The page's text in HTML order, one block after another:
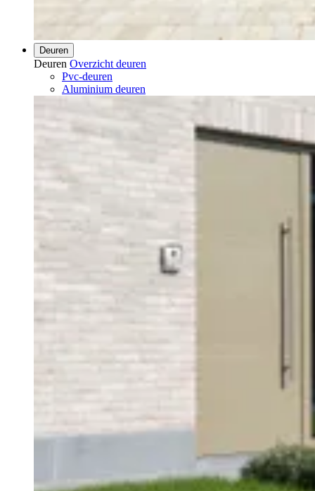
Deuren
Deuren Overzicht deuren
Pvc-deuren
Aluminium deuren